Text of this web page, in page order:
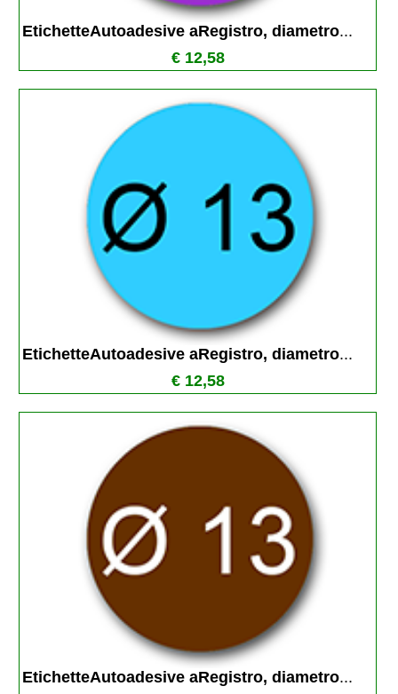
EtichetteAutoadesive aRegistro, diametro...
€ 12,58
EtichetteAutoadesive aRegistro, diametro...
€ 12,58
EtichetteAutoadesive aRegistro, diametro...